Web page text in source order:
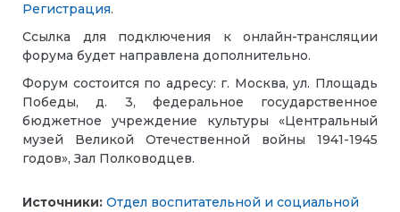
Регистрация.
Ссылка для подключения к онлайн-трансляции
форума будет направлена дополнительно.
Форум состоится по адресу: г. Москва, ул. Площадь
Победы, д. 3, федеральное государственное
бюджетное учреждение культуры «Центральный
музей Великой Отечественной войны 1941-1945
годов», Зал Полководцев.
Источники: Отдел воспитательной и социальной